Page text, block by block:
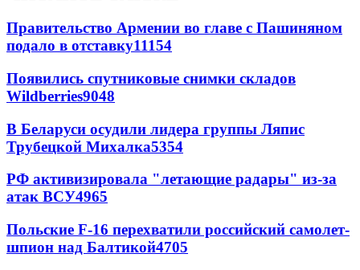
Правительство Армении во главе с Пашиняном
подало в отставку11154
Появились спутниковые снимки складов
Wildberries9048
В Беларуси осудили лидера группы Ляпис
Трубецкой Михалка5354
РФ активизировала "летающие радары" из-за
атак ВСУ4965
Польские F-16 перехватили российский самолет-
шпион над Балтикой4705